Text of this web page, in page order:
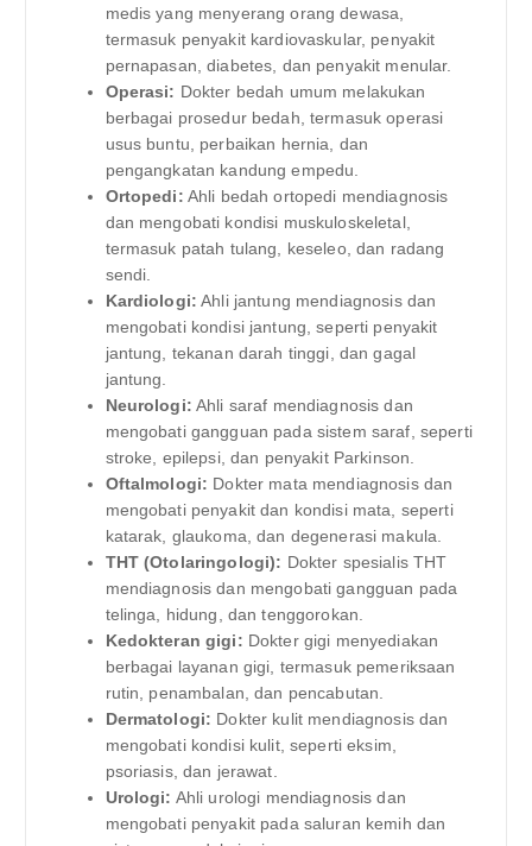
medis yang menyerang orang dewasa,
termasuk penyakit kardiovaskular, penyakit
pernapasan, diabetes, dan penyakit menular.
Operasi: Dokter bedah umum melakukan
berbagai prosedur bedah, termasuk operasi
usus buntu, perbaikan hernia, dan
pengangkatan kandung empedu.
Ortopedi: Ahli bedah ortopedi mendiagnosis
dan mengobati kondisi muskuloskeletal,
termasuk patah tulang, keseleo, dan radang
sendi.
Kardiologi: Ahli jantung mendiagnosis dan
mengobati kondisi jantung, seperti penyakit
jantung, tekanan darah tinggi, dan gagal
jantung.
Neurologi: Ahli saraf mendiagnosis dan
mengobati gangguan pada sistem saraf, seperti
stroke, epilepsi, dan penyakit Parkinson.
Oftalmologi: Dokter mata mendiagnosis dan
mengobati penyakit dan kondisi mata, seperti
katarak, glaukoma, dan degenerasi makula.
THT (Otolaringologi): Dokter spesialis THT
mendiagnosis dan mengobati gangguan pada
telinga, hidung, dan tenggorokan.
Kedokteran gigi: Dokter gigi menyediakan
berbagai layanan gigi, termasuk pemeriksaan
rutin, penambalan, dan pencabutan.
Dermatologi: Dokter kulit mendiagnosis dan
mengobati kondisi kulit, seperti eksim,
psoriasis, dan jerawat.
Urologi: Ahli urologi mendiagnosis dan
mengobati penyakit pada saluran kemih dan